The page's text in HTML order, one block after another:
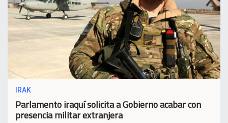
IRAK
Parlamento iraquí solicita a Gobierno acabar con
presencia militar extranjera